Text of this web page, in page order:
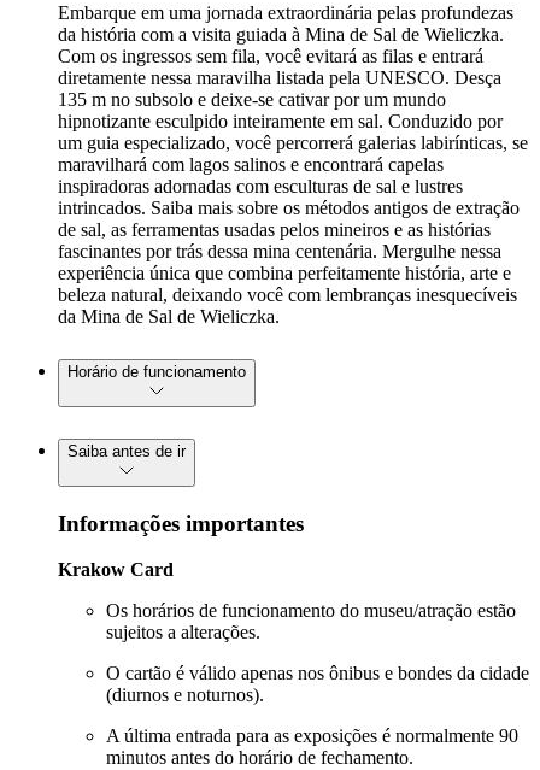
Embarque em uma jornada extraordinária pelas profundezas
da história com a visita guiada à Mina de Sal de Wieliczka.
Com os ingressos sem fila, você evitará as filas e entrará
diretamente nessa maravilha listada pela UNESCO. Desça
135 m no subsolo e deixe-se cativar por um mundo
hipnotizante esculpido inteiramente em sal. Conduzido por
um guia especializado, você percorrerá galerias labirínticas, se
maravilhará com lagos salinos e encontrará capelas
inspiradoras adornadas com esculturas de sal e lustres
intrincados. Saiba mais sobre os métodos antigos de extração
de sal, as ferramentas usadas pelos mineiros e as histórias
fascinantes por trás dessa mina centenária. Mergulhe nessa
experiência única que combina perfeitamente história, arte e
beleza natural, deixando você com lembranças inesquecíveis
da Mina de Sal de Wieliczka.
Horário de funcionamento
Saiba antes de ir
Informações importantes
Krakow Card
Os horários de funcionamento do museu/atração estão
sujeitos a alterações.
O cartão é válido apenas nos ônibus e bondes da cidade
(diurnos e noturnos).
A última entrada para as exposições é normalmente 90
minutos antes do horário de fechamento.